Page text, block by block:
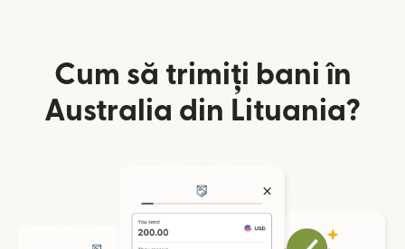
Cum să trimiți bani în
Australia din Lituania?